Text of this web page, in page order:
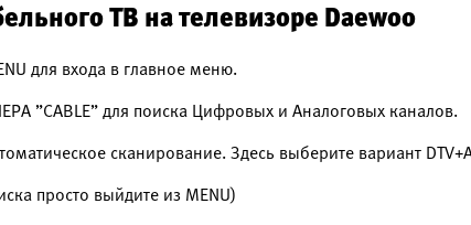
ТВ на телевизоре Daewoo
для входа в главное меню.
”CABLE” для поиска Цифровых и Аналоговых каналов.
сканирование. Здесь выберите вариант
просто выйдите из MENU)